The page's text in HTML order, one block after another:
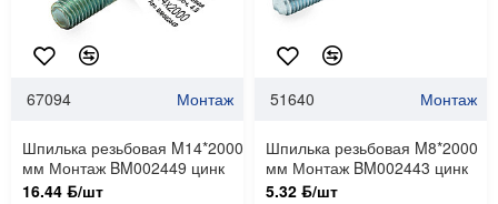
67094 Монтаж
Шпилька резьбовая M14*2000
мм Монтаж BM002449 цинк
16.44 ƃ/шт
51640 Монтаж
Шпилька резьбовая M8*2000
мм Монтаж BM002443 цинк
5.32 ƃ/шт